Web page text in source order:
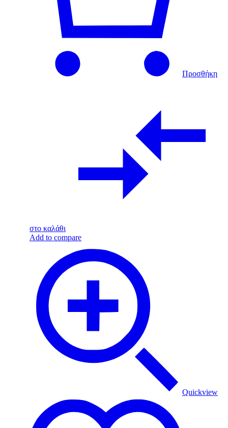
Προσθήκη
στο καλάθι
Add to compare
Quickview